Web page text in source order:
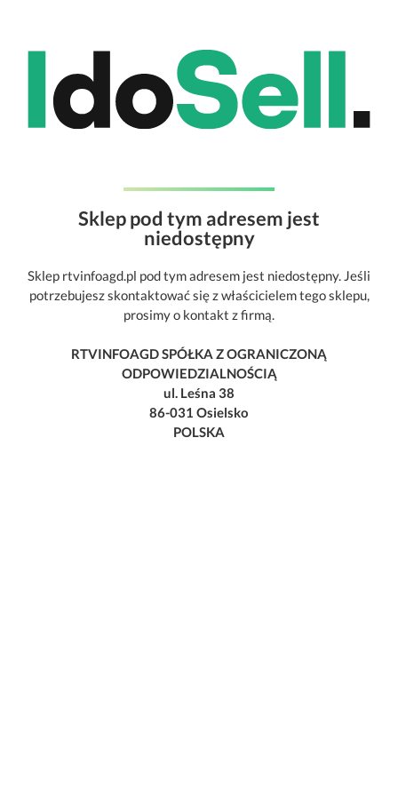
Sklep pod tym adresem jest
niedostępny
Sklep rtvinfoagd.pl pod tym adresem jest niedostępny. Jeśli
potrzebujesz skontaktować się z właścicielem tego sklepu,
prosimy o kontakt z firmą.
RTVINFOAGD SPÓŁKA Z OGRANICZONĄ
ODPOWIEDZIALNOŚCIĄ
ul. Leśna 38
86-031 Osielsko
POLSKA